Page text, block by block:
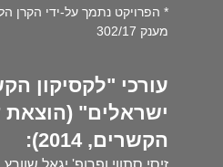
* הפרויקט נתמך על-ידי הקרן
מענק 302/17
עורכי "לקסיקון
ישראלים" (הוצאת
הקשרים, 2014):